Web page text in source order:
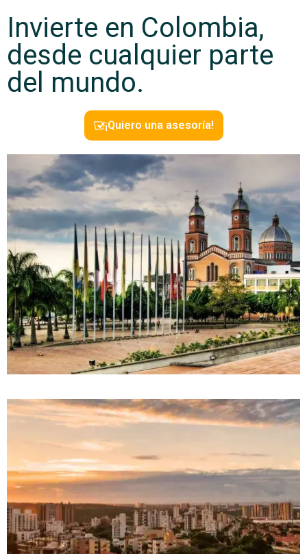
Invierte en Colombia,
desde cualquier parte
del mundo.
¡Quiero una asesoría!
Armenia